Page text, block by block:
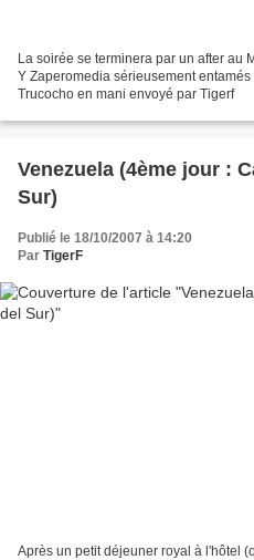
La soirée se terminera par un after au
Y Zaperomedia sérieusement
Trucocho en mani envoyé par Tigerf
Venezuela (4ème jour :
Sur)
Publié le 18/10/2007 à 14:20
Par TigerF
Après un petit déjeuner royal à l'hôtel